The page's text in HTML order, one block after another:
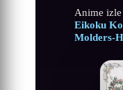
Anime izle
Eikoku
Molders-